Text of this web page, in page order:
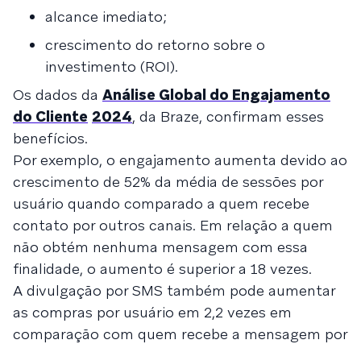
alcance imediato;
crescimento do retorno sobre o
investimento (ROI).
Os dados da Análise Global do Engajamento
do Cliente 2024, da Braze, confirmam esses
benefícios.
Por exemplo, o engajamento aumenta devido ao
crescimento de 52% da média de sessões por
usuário quando comparado a quem recebe
contato por outros canais. Em relação a quem
não obtém nenhuma mensagem com essa
finalidade, o aumento é superior a 18 vezes.
A divulgação por SMS também pode aumentar
as compras por usuário em 2,2 vezes em
comparação com quem recebe a mensagem por